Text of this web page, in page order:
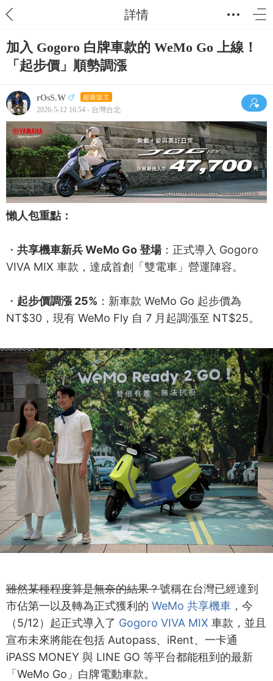
詳情
加入 Gogoro 白牌車款的 WeMo Go 上線！
「起步價」順勢調漲
rOsS.W 超級版主
2026-5-12 16:54 - 台灣台北
懶人包重點：
・ 共享機車新兵 WeMo Go 登場：正式導入 Gogoro
VIVA MIX 車款，達成首創「雙電車」營運陣容。
・ 起步價調漲 25% ：新車款 WeMo Go 起步價為
NT$30，現有 WeMo Fly 自 7 月起調漲至 NT$25。
雖然某種程度算是無奈的結果？號稱在台灣已經達到
市佔第一以及轉為正式獲利的 WeMo 共享機車 ，今
（5/12）起正式導入了 Gogoro VIVA MIX 車款，並且
宣布未來將能在包括 Autopass、iRent、一卡通
iPASS MONEY 與 LINE GO 等平台都能租到的最新
「WeMo Go」白牌電動車款。